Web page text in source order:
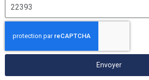
Envoyer